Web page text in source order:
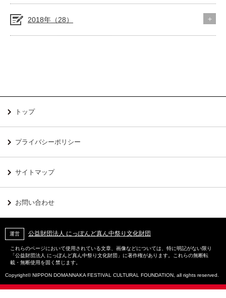
2018年（28）
トップ
プライバシーポリシー
サイトマップ
お問い合わせ
運営 公益財団法人 にっぽんど真ん中祭り文化財団
これらのページにおいて使用されている文章、画像などについては、特に明記がない限り
「公益財団法人 にっぽんど真ん中祭り文化財団」に著作権があります。これらの無断転
載・無断使用を固く禁じます。
Copyright© NIPPON DOMANNAKA FESTIVAL CULTURAL FOUNDATION, all rights reserved.